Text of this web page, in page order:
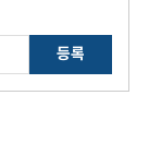
등록